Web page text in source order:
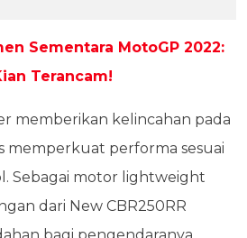
Sementara MotoGP 2022:
Terancam!
memberikan kelincahan pada
memperkuat performa sesuai
Sebagai motor lightweight
dari New CBR250RR
bagi pengendaranya